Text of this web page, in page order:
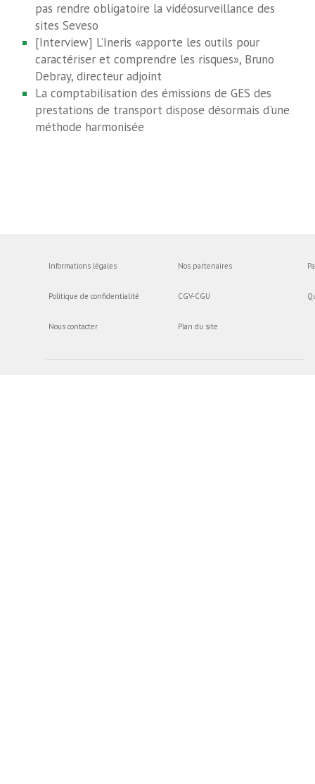
pas rendre obligatoire la vidéosurveillance des
sites Seveso
[Interview] L’Ineris «apporte les outils pour
caractériser et comprendre les risques», Bruno
Debray, directeur adjoint
La comptabilisation des émissions de GES des
prestations de transport dispose désormais d'une
méthode harmonisée
Informations légales
Politique de confidentialité
Nous contacter
Nos partenaires
CGV-CGU
Plan du site